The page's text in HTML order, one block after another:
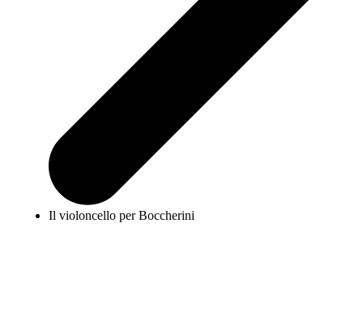
Il violoncello per Boccherini